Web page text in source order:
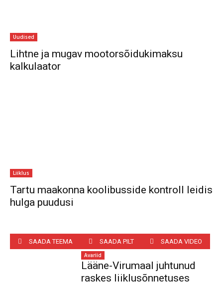
Uudised
Lihtne ja mugav mootorsõidukimaksu
kalkulaator
Liiklus
Tartu maakonna koolibusside kontroll leidis
hulga puudusi
SAADA TEEMA SAADA PILT SAADA VIDEO
Avariid
Lääne-Virumaal juhtunud
raskes liiklusõnnetuses